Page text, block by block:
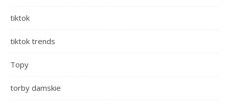
tiktok
tiktok trends
Topy
torby damskie